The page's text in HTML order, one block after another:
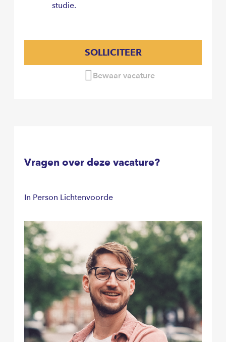
studie.
SOLLICITEER
Bewaar vacature
Vragen over deze vacature?
In Person Lichtenvoorde